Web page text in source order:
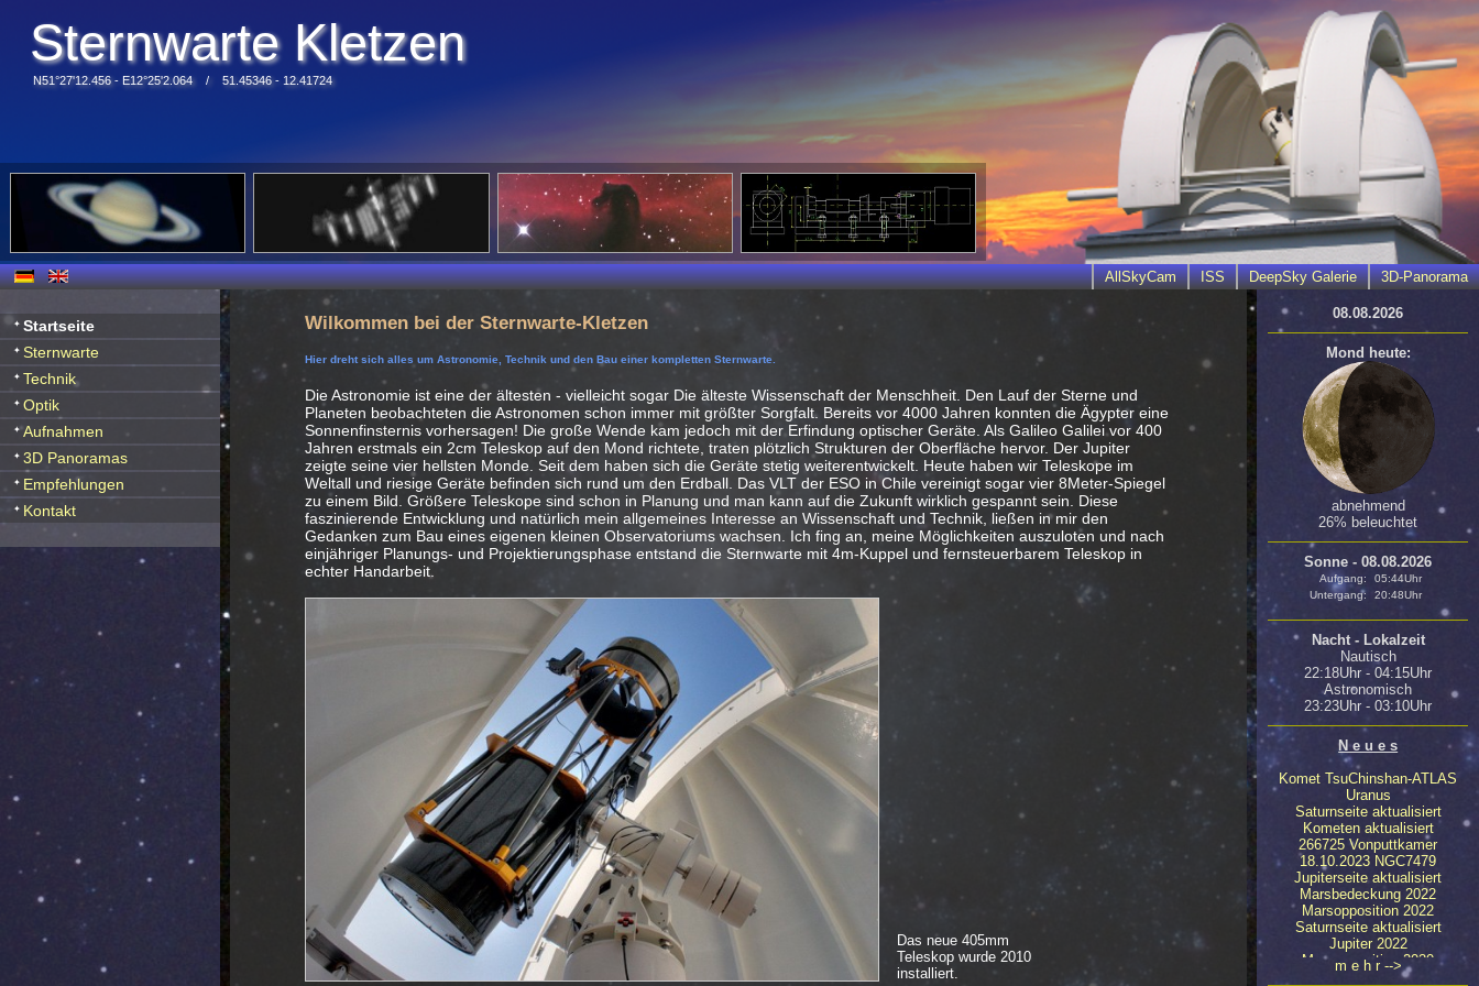
Sternwarte Kletzen
N51°27'12.456 - E12°25'2.064 / 51.45346 - 12.41724
3D-Panorama
DeepSky Galerie
ISS
AllSkyCam
Startseite
Sternwarte
Technik
Optik
Aufnahmen
3D Panoramas
Empfehlungen
Kontakt
Wilkommen bei der Sternwarte-Kletzen
Hier dreht sich alles um Astronomie, Technik und den Bau einer kompletten Sternwarte.
Die Astronomie ist eine der ältesten - vielleicht sogar Die älteste Wissenschaft der Menschheit. Den Lauf der Sterne und
Planeten beobachteten die Astronomen schon immer mit größter Sorgfalt. Bereits vor 4000 Jahren konnten die Ägypter eine
Sonnenfinsternis vorhersagen! Die große Wende kam jedoch mit der Erfindung optischer Geräte. Als Galileo Galilei vor 400
Jahren erstmals ein 2cm Teleskop auf den Mond richtete, traten plötzlich Strukturen der Oberfläche hervor. Der Jupiter
zeigte seine vier hellsten Monde. Seit dem haben sich die Geräte stetig weiterentwickelt. Heute haben wir Teleskope im
Weltall und riesige Geräte befinden sich rund um den Erdball. Das VLT der ESO in Chile vereinigt sogar vier 8Meter-Spiegel
zu einem Bild. Größere Teleskope sind schon in Planung und man kann auf die Zukunft wirklich gespannt sein. Diese
faszinierende Entwicklung und natürlich mein allgemeines Interesse an Wissenschaft und Technik, ließen in mir den
Gedanken zum Bau eines eigenen kleinen Observatoriums wachsen. Ich fing an, meine Möglichkeiten auszuloten und nach
einjähriger Planungs- und Projektierungsphase entstand die Sternwarte mit 4m-Kuppel und fernsteuerbarem Teleskop in
echter Handarbeit.
Das neue 405mm
Teleskop wurde 2010
installiert.
08.08.2026
Mond heute:
abnehmend
26% beleuchtet
Sonne - 08.08.2026
Aufgang:
05:44Uhr
Untergang:
20:48Uhr
Nacht - Lokalzeit
Nautisch
22:18Uhr - 04:15Uhr
Astronomisch
23:23Uhr - 03:10Uhr
N e u e s
Komet TsuChinshan-ATLAS
Uranus
Saturnseite aktualisiert
Kometen aktualisiert
266725 Vonputtkamer
18.10.2023 NGC7479
Jupiterseite aktualisiert
Marsbedeckung 2022
Marsopposition 2022
Saturnseite aktualisiert
Jupiter 2022
Marsopposition 2020
23.04.2020 NGC4647
m e h r -->